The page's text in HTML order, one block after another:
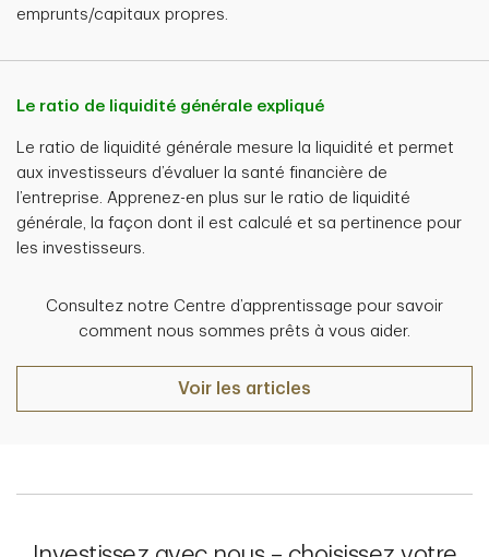
emprunts/capitaux propres.
Le ratio de liquidité générale expliqué
Le ratio de liquidité générale mesure la liquidité et permet
aux investisseurs d’évaluer la santé financière de
l’entreprise. Apprenez-en plus sur le ratio de liquidité
générale, la façon dont il est calculé et sa pertinence pour
les investisseurs.
Consultez notre Centre d’apprentissage pour savoir
comment nous sommes prêts à vous aider.
Voir les articles